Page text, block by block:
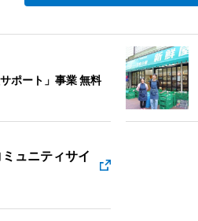
ポート」事業 無料
ュニティサイ